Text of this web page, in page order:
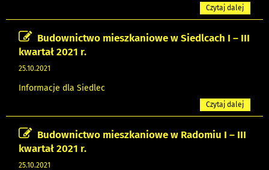
Czytaj dalej
Budownictwo mieszkaniowe w Siedlcach I – III
kwartał 2021 r.
25.10.2021
Informacje dla Siedlec
Czytaj dalej
Budownictwo mieszkaniowe w Radomiu I – III
kwartał 2021 r.
25.10.2021